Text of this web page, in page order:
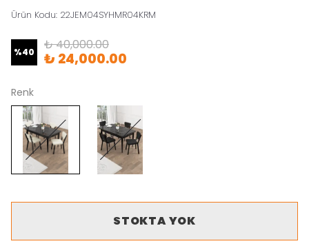
Ürün Kodu: 22JEM04SYHMR04KRM
%40 ₺ 40,000.00
₺ 24,000.00
Renk
STOKTA YOK